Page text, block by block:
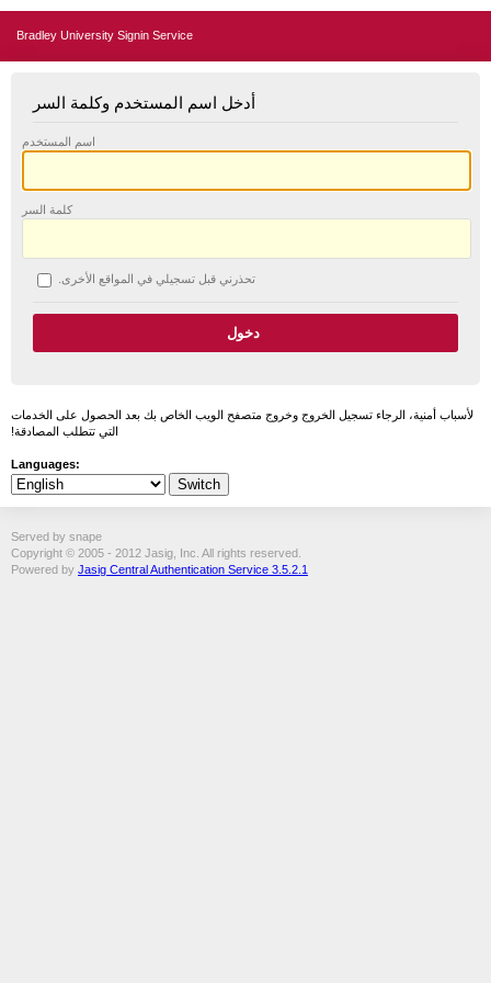
Bradley University Signin Service
أدخل اسم المستخدم وكلمة السر
اسم المستخدم
كلمة السر
تحذرني قبل تسجيلي في المواقع الأخرى.
لأسباب أمنية، الرجاء تسجيل الخروج وخروج متصفح الويب الخاص بك بعد الحصول على الخدمات
التي تتطلب المصادقة!
Languages:
Served by snape
Copyright © 2005 - 2012 Jasig, Inc. All rights reserved.
Powered by Jasig Central Authentication Service 3.5.2.1